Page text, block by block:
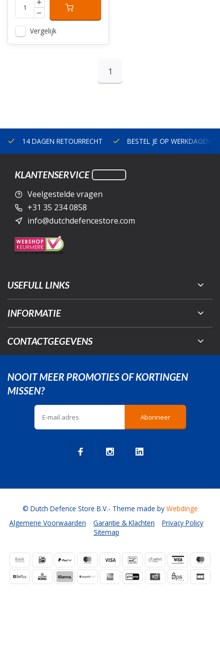
Vergelijk
1
14 DAGEN RETOURRECHT BESTEL JE OP WERKDAGEN
KLANTENSERVICE
Veelgestelde vragen
+31 35 234 0858
info@dutchdefencestore.com
USEFULL LINKS
INFORMATIE
CONTACTGEGEVENS
NOOIT MEER PROMOTIES OF KORTINGEN
MISSEN?
Abonneer
Algemene Voorwaarden Garantie & Klachten
Privacy Policy
Sitemap
© Dutch Defence Store B.V.- Theme made by Webdinge